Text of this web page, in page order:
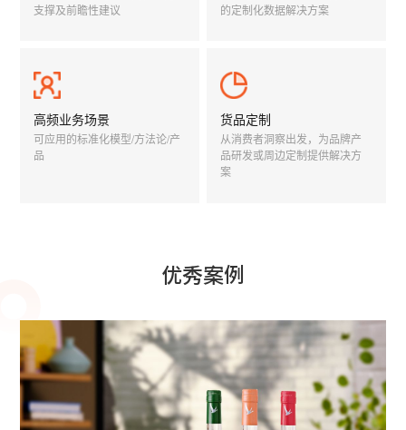
支撑及前瞻性建议
的定制化数据解决方案
高频业务场景
可应用的标准化模型/方法论/产
品
货品定制
从消费者洞察出发，为品牌产
品研发或周边定制提供解决方
案
优秀案例